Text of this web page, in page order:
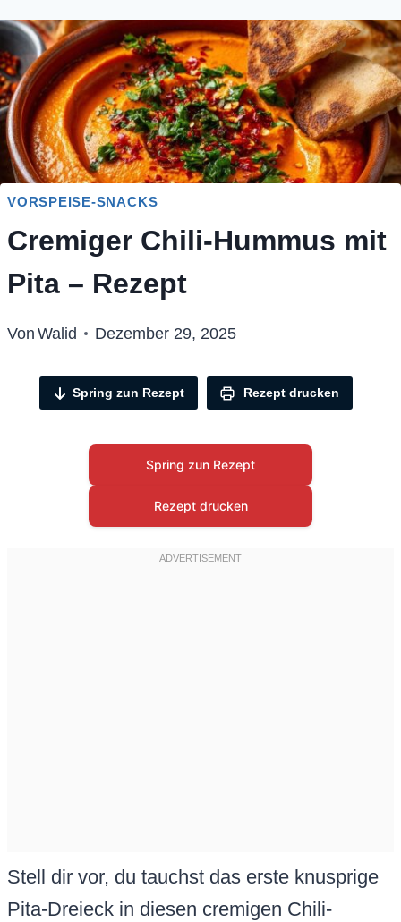
VORSPEISE-SNACKS
Cremiger Chili-Hummus mit
Pita – Rezept
Von Walid Dezember 29, 2025
Spring zun Rezept Rezept drucken
Spring zun Rezept
Rezept drucken
Stell dir vor, du tauchst das erste knusprige
Pita-Dreieck in diesen cremigen Chili-